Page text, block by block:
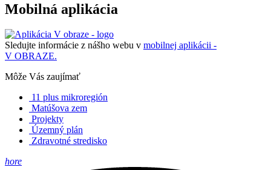
Mobilná aplikácia
Sledujte informácie z nášho webu v mobilnej aplikácii -
V OBRAZE.
Môže Vás zaujímať
11 plus mikroregión
Matúšova zem
Projekty
Územný plán
Zdravotné stredisko
hore